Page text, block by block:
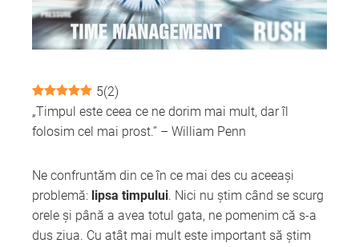
5(2)
„Timpul este ceea ce ne dorim mai mult, dar îl
folosim cel mai prost.” – William Penn
Ne confruntăm din ce în ce mai des cu aceeași
problemă: lipsa timpului. Nici nu știm când se scurg
orele și până a avea totul gata, ne pomenim că s-a
dus ziua. Cu atât mai mult este important să știm